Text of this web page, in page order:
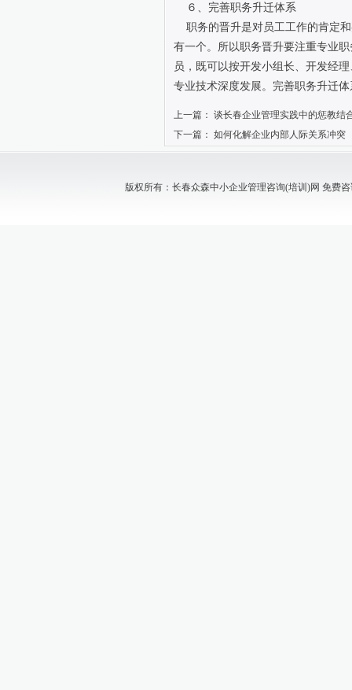
６、完善职务升迁体系
职务的晋升是对员工工作的肯定
有一个。所以职务晋升要注重专业
员，既可以按开发小组长、开发经
专业技术深度发展。完善职务升迁
上一篇： 谈长春企业管理实践中的惩教结
下一篇： 如何化解企业内部人际关系冲突
版权所有：长春众森中小企业管理咨询(培训)网 免费咨